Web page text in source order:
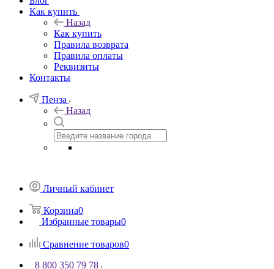
Как купить
Назад
Как купить
Правила возврата
Правила оплаты
Реквизиты
Контакты
Пенза
Назад
Личный кабинет
Корзина0
Избранные товары0
Сравнение товаров0
8 800 350 79 78